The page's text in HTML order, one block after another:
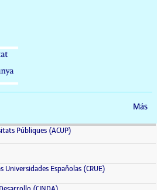
(UOC)
Más
Públiques (ACUP)
en nueva ventana)
Universidades Españolas (CRUE)